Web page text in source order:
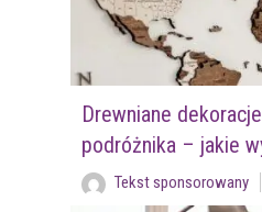
Drewniane
podróżnika – jakie
Tekst sponsorowany